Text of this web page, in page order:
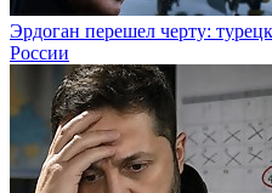
Эрдоган перешел черту:
России